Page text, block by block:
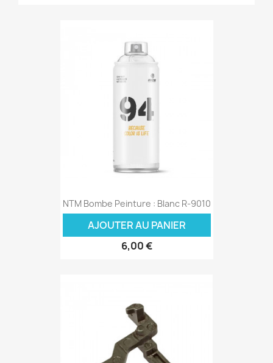
NTM Bombe Peinture : Blanc R-9010
AJOUTER AU PANIER
6,00 €